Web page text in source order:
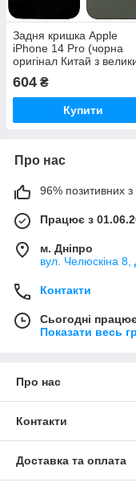
Задня кришка Apple
iPhone 14 Pro (чорна
оригінал Китай з
отвором)
604 ₴
Купити
Про нас
96% позитивних з
Працює з
м. Дніпро
вул. Челюскіна 8,
Контакти
Сьогодні
Показати весь
Про нас
Контакти
Доставка та оплата